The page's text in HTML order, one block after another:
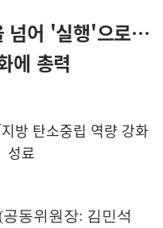
넘어 '실행'으로…
에 총력
방 탄소중립 역량 강화
성료
공동위원장: 김민석